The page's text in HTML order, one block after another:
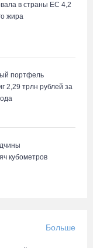
в страны ЕС 4,2
жира
портфель
2,29 трлн рублей за
кубометров
Больше